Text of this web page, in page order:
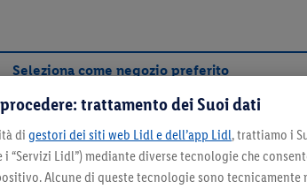
Seleziona come negozio preferito
trattamento dei Suoi dati
di gestori dei siti web Lidl e dell’app Lidl, trattiamo i
“Servizi Lidl”) mediante diverse tecnologie che
Alcune di queste tecnologie sono